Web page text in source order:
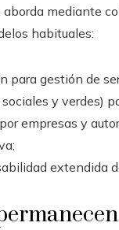
mediante
habituales:
para gestión de
y verdes)
empresas y
extendida